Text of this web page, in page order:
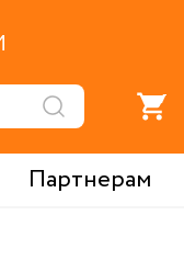
Партнерам